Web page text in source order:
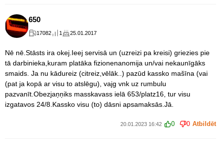
650
17082 1 25.01.2017
Nē nē.Stāsts ira okej.Ieej servisā un (uzreizi pa kreisi) griezies pie
tā darbinieka,kuram platāka fizionenanomija un/vai nekaunīgāks
smaids. Ja nu kādureiz (citreiz,vēlāk..) pazūd kassko mašīna (vai
(pat ja kopā ar visu to atslēgu), vajg vnk uz rumbulu
pazvanīt.Obezjaņņiks masskavass ielā 653/platz16, tur visu
izgatavos 24/8.Kassko visu (to) dāsni apsamaksās.Jā.
20.01.2023 16:42 0 0 Atbildēt